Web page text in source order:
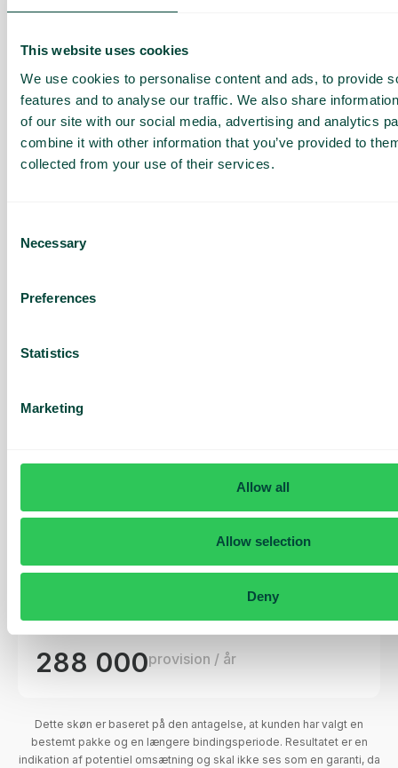
This website uses cookies
We use cookies to personalise content and ads, to provide
features and to analyse our traffic. We also share
of our site with our social media, advertising and analytics
combine it with other information that you’ve provided to
collected from your use of their services.
Selection
Necessary
Preferences
Statistics
Marketing
Allow all
Allow selection
Deny
100solgte abonnementer/måned
6 000 000provision / år
Denne beregning forudsætter, at kunden har valgt en af vores større
udviklingen i kundebasen over tid og markedsforholdene. Betragt
288 000provision / år
Dette skøn er baseret på den antagelse, at kunden har valgt en
bestemt pakke og en længere bindingsperiode. Resultatet er en
indikation af potentiel omsætning og skal ikke ses som en garanti, da